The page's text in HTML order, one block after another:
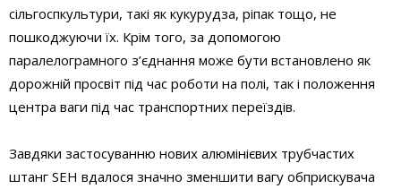
сільгоспкультури, такі як кукурудза, ріпак тощо, не
пошкоджуючи їх. Крім того, за допомогою
паралелограмного з’єднання може бути встановлено як
дорожній просвіт під час роботи на полі, так і положення
центра ваги під час транспортних переїздів.
Завдяки застосуванню нових алюмінієвих трубчастих
штанг SEH вдалося значно зменшити вагу обприскувача